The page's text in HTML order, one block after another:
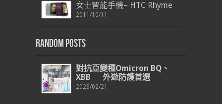
女士智能手機– HTC Rhyme
2011/10/11
Random Posts
對抗亞變種Omicron BQ 、
XBB 外遊防護首選
2023/02/21